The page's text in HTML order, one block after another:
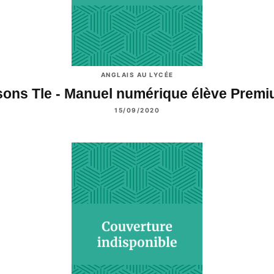
ANGLAIS AU LYCÉE
Tle - Manuel numérique élève
15/09/2020